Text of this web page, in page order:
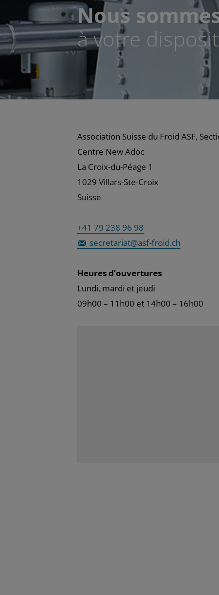
Nous
à votre
Association Suisse du Froid ASF,
Centre New Adoc
La Croix-du-Péage 1
1029 Villars-Ste-Croix
Suisse
+41 79 238 96 98
secretariat@asf-froid.ch
Heures d’ouvertures
Lundi, mardi et jeudi
09h00 – 11h00 et 14h00 – 16h00